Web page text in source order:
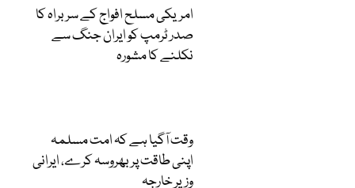
امریکی مسلح افواج کے سربراہ کا
صدر ٹرمپ کو ایران جنگ سے
نکلنے کا مشورہ
وقت آگیا ہے کہ امت مسلمہ
اپنی طاقت پر بھروسہ کرے، ایرانی
وزیر خارجہ